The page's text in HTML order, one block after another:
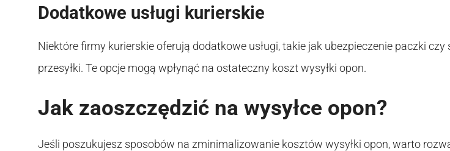
Dodatkowe usługi kurierskie
Niektóre firmy kurierskie oferują dodatkowe usługi, takie jak ubezpieczenie paczki czy
przesyłki. Te opcje mogą wpłynąć na ostateczny koszt wysyłki opon.
Jak zaoszczędzić na wysyłce opon?
Jeśli poszukujesz sposobów na zminimalizowanie kosztów wysyłki opon, warto